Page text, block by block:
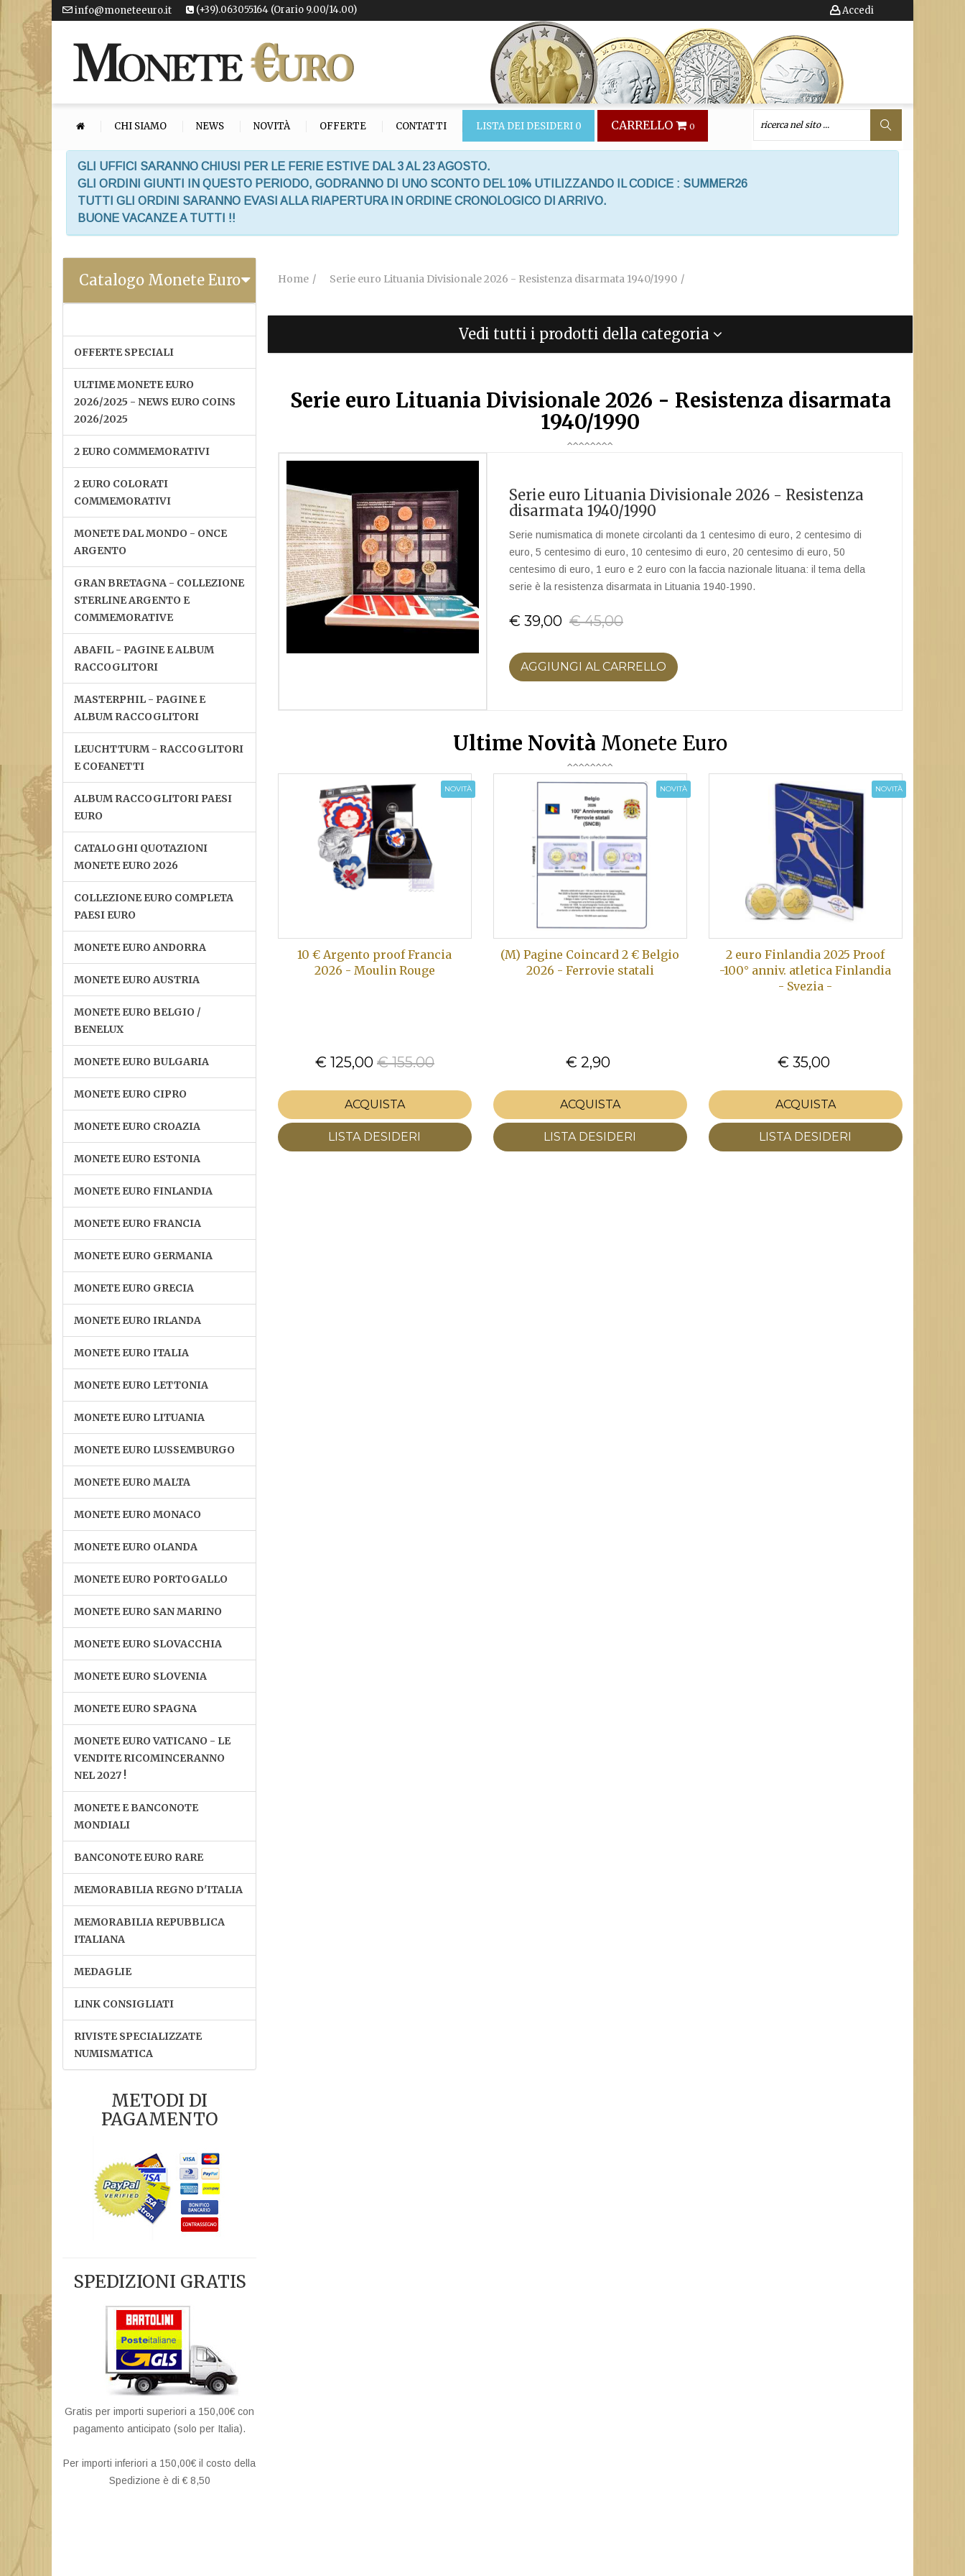
info@moneteeuro.it (+39).063055164 (Orario 9.00/14.00) Accedi
CHI SIAMO NEWS NOVITÀ OFFERTE CONTATTI LISTA DEI DESIDERI 0 CARRELLO 0
GLI UFFICI SARANNO CHIUSI PER LE FERIE ESTIVE DAL 3 AL 23 AGOSTO.
GLI ORDINI GIUNTI IN QUESTO PERIODO, GODRANNO DI UNO SCONTO DEL 10% UTILIZZANDO IL CODICE : SUMMER26
TUTTI GLI ORDINI SARANNO EVASI ALLA RIAPERTURA IN ORDINE CRONOLOGICO DI ARRIVO.
BUONE VACANZE A TUTTI !!
Catalogo Monete Euro
OFFERTE SPECIALI
ULTIME MONETE EURO
2026/2025 - NEWS EURO COINS
2026/2025
2 EURO COMMEMORATIVI
2 EURO COLORATI
COMMEMORATIVI
MONETE DAL MONDO - ONCE
ARGENTO
GRAN BRETAGNA - COLLEZIONE
STERLINE ARGENTO E
COMMEMORATIVE
ABAFIL - PAGINE E ALBUM
RACCOGLITORI
MASTERPHIL - PAGINE E
ALBUM RACCOGLITORI
LEUCHTTURM - RACCOGLITORI
E COFANETTI
ALBUM RACCOGLITORI PAESI
EURO
CATALOGHI QUOTAZIONI
MONETE EURO 2026
COLLEZIONE EURO COMPLETA
PAESI EURO
MONETE EURO ANDORRA
MONETE EURO AUSTRIA
MONETE EURO BELGIO /
BENELUX
MONETE EURO BULGARIA
MONETE EURO CIPRO
MONETE EURO CROAZIA
MONETE EURO ESTONIA
MONETE EURO FINLANDIA
MONETE EURO FRANCIA
MONETE EURO GERMANIA
MONETE EURO GRECIA
MONETE EURO IRLANDA
MONETE EURO ITALIA
MONETE EURO LETTONIA
MONETE EURO LITUANIA
MONETE EURO LUSSEMBURGO
MONETE EURO MALTA
MONETE EURO MONACO
MONETE EURO OLANDA
MONETE EURO PORTOGALLO
MONETE EURO SAN MARINO
MONETE EURO SLOVACCHIA
MONETE EURO SLOVENIA
MONETE EURO SPAGNA
MONETE EURO VATICANO - LE
VENDITE RICOMINCERANNO
NEL 2027 !
MONETE E BANCONOTE
MONDIALI
BANCONOTE EURO RARE
MEMORABILIA REGNO D'ITALIA
MEMORABILIA REPUBBLICA
ITALIANA
MEDAGLIE
LINK CONSIGLIATI
RIVISTE SPECIALIZZATE
NUMISMATICA
METODI DI
PAGAMENTO
SPEDIZIONI GRATIS
Gratis per importi superiori a 150,00€ con
pagamento anticipato (solo per Italia).
Per importi inferiori a 150,00€ il costo della
Spedizione è di € 8,50
Home Serie euro Lituania Divisionale 2026 - Resistenza disarmata 1940/1990
Vedi tutti i prodotti della categoria
Serie euro Lituania Divisionale 2026 - Resistenza disarmata
1940/1990
Serie euro Lituania Divisionale 2026 - Resistenza
disarmata 1940/1990
Serie numismatica di monete circolanti da 1 centesimo di euro, 2 centesimo di
euro, 5 centesimo di euro, 10 centesimo di euro, 20 centesimo di euro, 50
centesimo di euro, 1 euro e 2 euro con la faccia nazionale lituana: il tema della
serie è la resistenza disarmata in Lituania 1940-1990.
€ 39,00 € 45,00
AGGIUNGI AL CARRELLO
Ultime Novità Monete Euro
NOVITÀ
10 € Argento proof Francia
2026 - Moulin Rouge
€ 125,00 € 155.00
ACQUISTA
LISTA DESIDERI
NOVITÀ
(M) Pagine Coincard 2 € Belgio
2026 - Ferrovie statali
€ 2,90
ACQUISTA
LISTA DESIDERI
NOVITÀ
2 euro Finlandia 2025 Proof
-100° anniv. atletica Finlandia
- Svezia -
€ 35,00
ACQUISTA
LISTA DESIDERI